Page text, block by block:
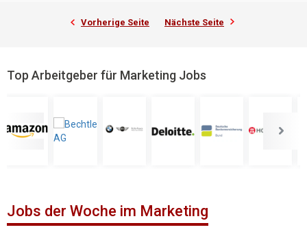
Vorherige Seite Nächste Seite
Top Arbeitgeber für Marketing Jobs
Jobs der Woche im Marketing